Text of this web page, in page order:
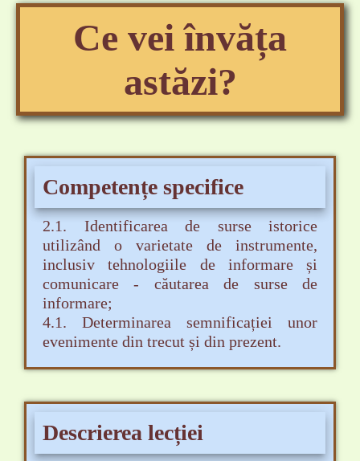
Ce vei învăța
astăzi?
Competențe specifice
2.1. Identificarea de surse istorice
utilizând o varietate de instrumente,
inclusiv tehnologiile de informare și
comunicare - căutarea de surse de
informare;
4.1. Determinarea semnificației unor
evenimente din trecut și din prezent.
Descrierea lecției